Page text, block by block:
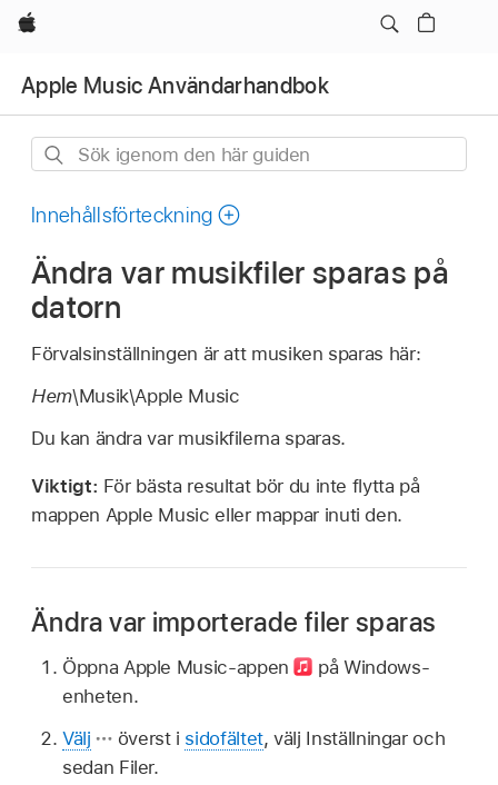
Apple
Apple Music Användarhandbok
Sök
den
guiden
Innehållsförteckning
Ändra var musikfiler sparas på
datorn
Förvalsinställningen är att musiken sparas här:
Hem\Musik\Apple Music
Du kan ändra var musikfilerna sparas.
Viktigt: För bästa resultat bör du inte flytta på
mappen Apple Music eller mappar inuti den.
Ändra var importerade filer sparas
Öppna Apple Music-appen
på Windows-
enheten.
Välj
överst i sidofältet, välj Inställningar och
sedan Filer.